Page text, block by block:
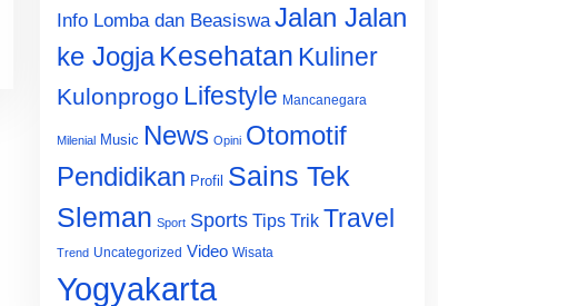
Info Lomba dan Beasiswa Jalan Jalan
ke Jogja Kesehatan Kuliner
Kulonprogo Lifestyle Mancanegara
Milenial Music News Opini Otomotif
Pendidikan Profil Sains Tek
Sleman Sport Sports Tips Trik Travel
Trend Uncategorized Video Wisata
Yogyakarta